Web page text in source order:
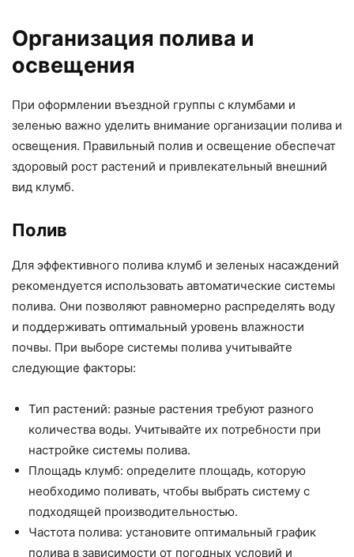
Организация полива и
освещения
При оформлении въездной группы с клумбами и
зеленью важно уделить внимание организации полива и
освещения. Правильный полив и освещение обеспечат
здоровый рост растений и привлекательный внешний
вид клумб.
Полив
Для эффективного полива клумб и зеленых насаждений
рекомендуется использовать автоматические системы
полива. Они позволяют равномерно распределять воду
и поддерживать оптимальный уровень влажности
почвы. При выборе системы полива учитывайте
следующие факторы:
Тип растений: разные растения требуют разного
количества воды. Учитывайте их потребности при
настройке системы полива.
Площадь клумб: определите площадь, которую
необходимо поливать, чтобы выбрать систему с
подходящей производительностью.
Частота полива: установите оптимальный график
полива в зависимости от погодных условий и